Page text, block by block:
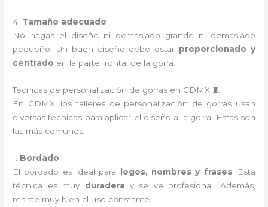
4. Tamaño adecuado
No hagas el diseño ni demasiado grande ni demasiado
pequeño. Un buen diseño debe estar proporcionado y
centrado en la parte frontal de la gorra.
Técnicas de personalización de gorras en CDMX 🧵
En CDMX, los talleres de personalización de gorras usan
diversas técnicas para aplicar el diseño a la gorra. Estas son
las más comunes:
1. Bordado
El bordado es ideal para logos, nombres y frases. Esta
técnica es muy duradera y se ve profesional. Además,
resiste muy bien al uso constante.